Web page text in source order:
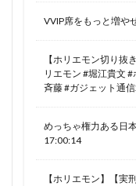
VVIP席をもっと増や
【ホリエモン切り抜
リエモン #堀江貴文
斉藤 #ガジェット通
めっちゃ権力ある日
17:00:14
【ホリエモン】【実